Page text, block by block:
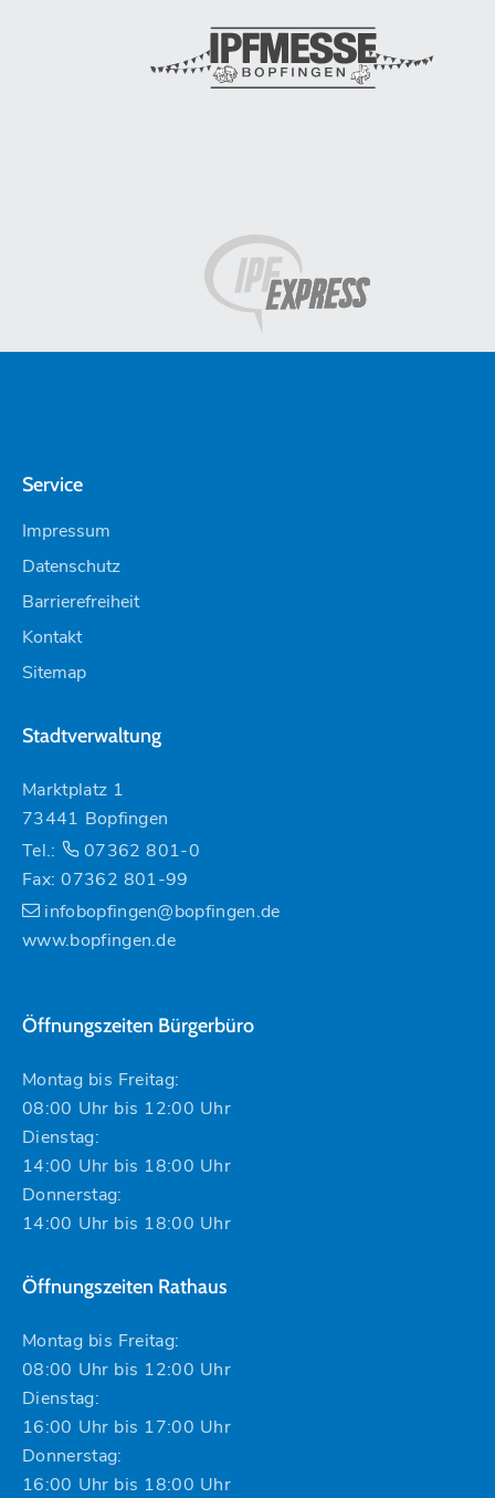
Service
Impressum
Datenschutz
Barrierefreiheit
Kontakt
Sitemap
Stadtverwaltung
Marktplatz 1
73441 Bopfingen
Tel.:
07362 801-0
Fax: 07362 801-99
infobopfingen@bopfingen.de
www.bopfingen.de
Öffnungszeiten Bürgerbüro
Montag bis Freitag:
08:00 Uhr bis 12:00 Uhr
Dienstag:
14:00 Uhr bis 18:00 Uhr
Donnerstag:
14:00 Uhr bis 18:00 Uhr
Öffnungszeiten Rathaus
Montag bis Freitag:
08:00 Uhr bis 12:00 Uhr
Dienstag:
16:00 Uhr bis 17:00 Uhr
Donnerstag:
16:00 Uhr bis 18:00 Uhr